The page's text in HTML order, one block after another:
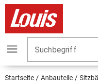
Suchbegriff
Startseite Anbauteile